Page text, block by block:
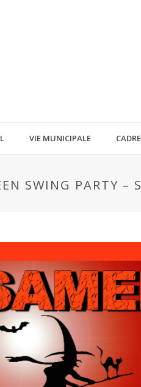
VIE MUNICIPALE
SWING PARTY –